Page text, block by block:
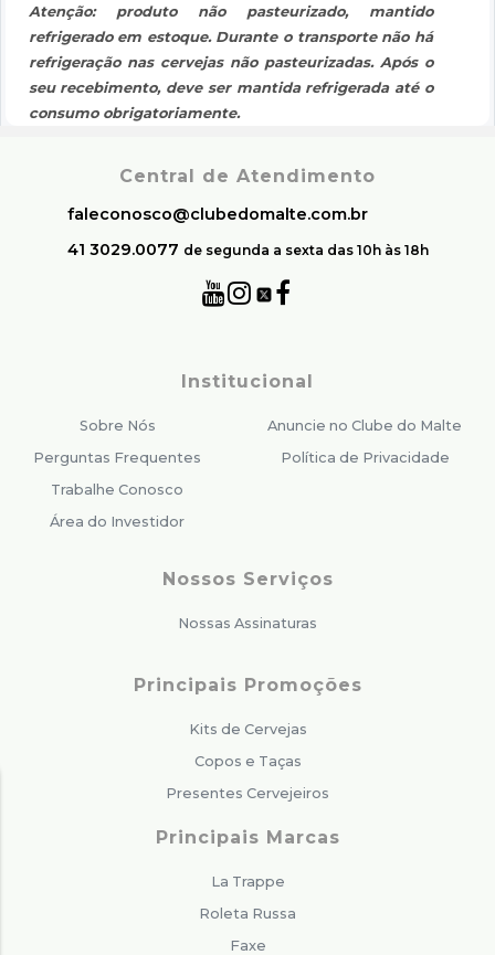
Atenção: produto não pasteurizado, mantido
refrigerado em estoque. Durante o transporte não há
refrigeração nas cervejas não pasteurizadas. Após o
seu recebimento, deve ser mantida refrigerada até o
consumo obrigatoriamente.
Central de Atendimento
faleconosco@clubedomalte.com.br
41 3029.0077 de segunda a sexta das 10h às 18h
Institucional
Sobre Nós
Perguntas Frequentes
Trabalhe Conosco
Área do Investidor
Anuncie no Clube do Malte
Política de Privacidade
Nossos Serviços
Nossas Assinaturas
Principais Promoções
Kits de Cervejas
Copos e Taças
Presentes Cervejeiros
Principais Marcas
La Trappe
Roleta Russa
Faxe